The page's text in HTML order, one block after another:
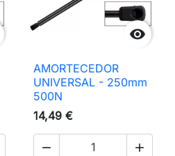

AMORTECEDOR
UNIVERSAL - 250mm
500N
14,49 €
 